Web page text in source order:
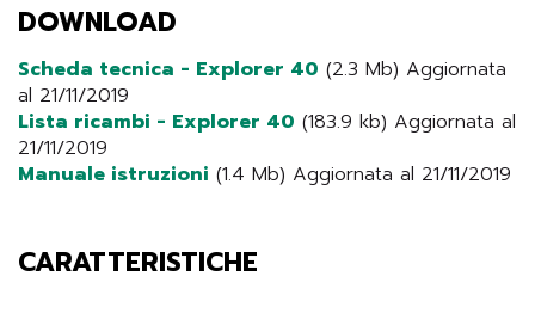
DOWNLOAD
Scheda tecnica - Explorer 40 (2.3 Mb) Aggiornata
al 21/11/2019
Lista ricambi - Explorer 40 (183.9 kb) Aggiornata al
21/11/2019
Manuale istruzioni (1.4 Mb) Aggiornata al 21/11/2019
CARATTERISTICHE